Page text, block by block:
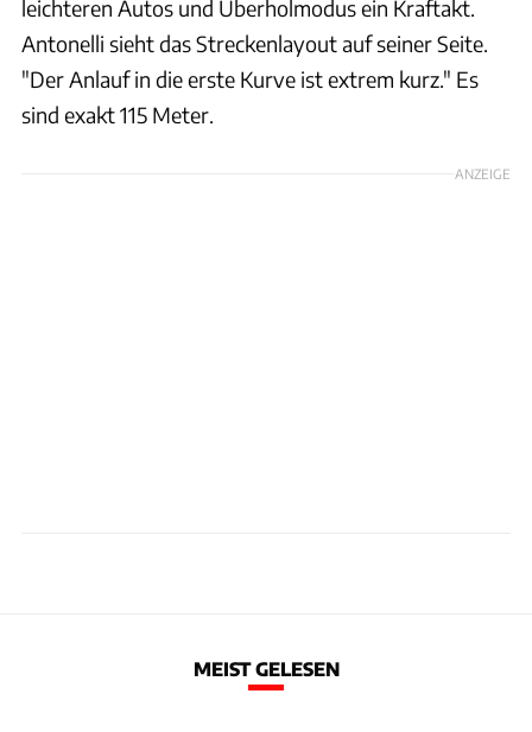
leichteren Autos und Überholmodus ein Kraftakt.
Antonelli sieht das Streckenlayout auf seiner Seite.
"Der Anlauf in die erste Kurve ist extrem kurz." Es
sind exakt 115 Meter.
ANZEIGE
MEIST GELESEN